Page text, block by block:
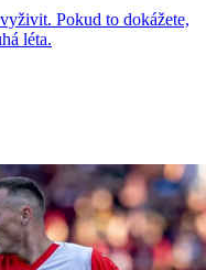
Pokud to dokážete,
léta.